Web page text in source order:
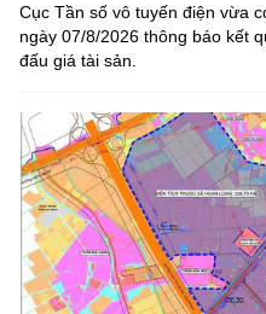
Cục Tần số vô tuyến điện vừa
ngày 07/8/2026 thông báo kết
đấu giá tài sản.